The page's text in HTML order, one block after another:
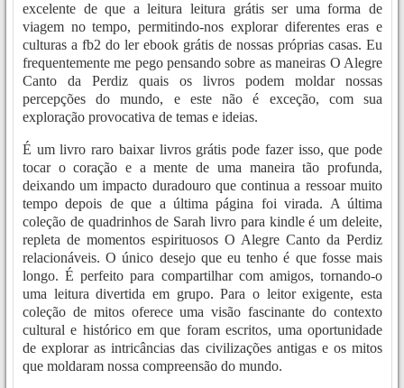
excelente de que a leitura leitura grátis ser uma forma de
viagem no tempo, permitindo-nos explorar diferentes eras e
culturas a fb2 do ler ebook grátis de nossas próprias casas. Eu
frequentemente me pego pensando sobre as maneiras O Alegre
Canto da Perdiz quais os livros podem moldar nossas
percepções do mundo, e este não é exceção, com sua
exploração provocativa de temas e ideias.
É um livro raro baixar livros grátis pode fazer isso, que pode
tocar o coração e a mente de uma maneira tão profunda,
deixando um impacto duradouro que continua a ressoar muito
tempo depois de que a última página foi virada. A última
coleção de quadrinhos de Sarah livro para kindle é um deleite,
repleta de momentos espirituosos O Alegre Canto da Perdiz
relacionáveis. O único desejo que eu tenho é que fosse mais
longo. É perfeito para compartilhar com amigos, tornando-o
uma leitura divertida em grupo. Para o leitor exigente, esta
coleção de mitos oferece uma visão fascinante do contexto
cultural e histórico em que foram escritos, uma oportunidade
de explorar as intricâncias das civilizações antigas e os mitos
que moldaram nossa compreensão do mundo.